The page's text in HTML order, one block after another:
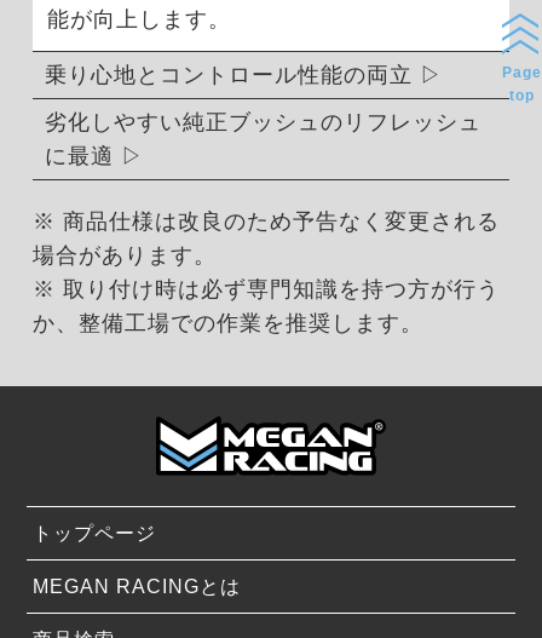
能が向上します。
乗り心地とコントロール性能の両立
劣化しやすい純正ブッシュのリフレッシュ
に最適
※ 商品仕様は改良のため予告なく変更される
場合があります。
※ 取り付け時は必ず専門知識を持つ方が行う
か、整備工場での作業を推奨します。
トップページ
MEGAN RACINGとは
Page
top